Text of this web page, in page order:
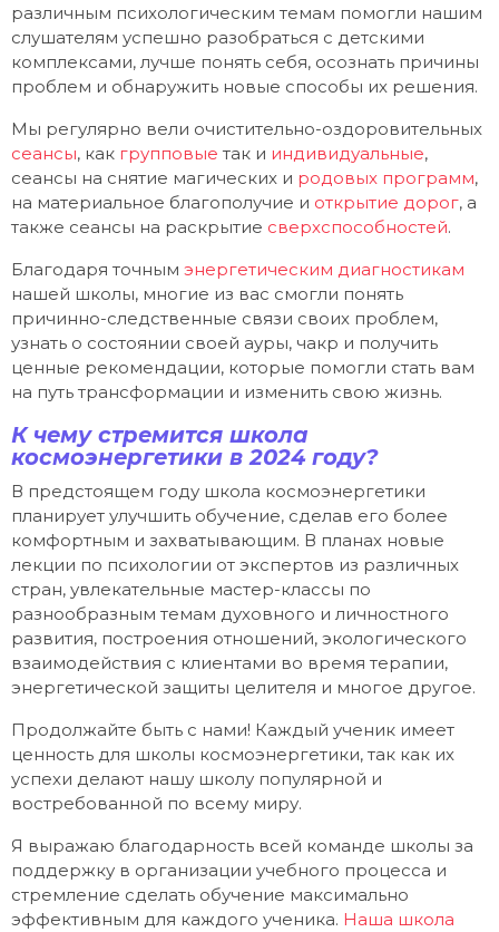
различным психологическим темам помогли нашим
слушателям успешно разобраться с детскими
комплексами, лучше понять себя, осознать причины
проблем и обнаружить новые способы их решения.
Мы регулярно вели очистительно-оздоровительных
сеансы, как групповые так и индивидуальные,
сеансы на снятие магических и родовых программ,
на материальное благополучие и открытие дорог, а
также сеансы на раскрытие сверхспособностей.
Благодаря точным энергетическим диагностикам
нашей школы, многие из вас смогли понять
причинно-следственные связи своих проблем,
узнать о состоянии своей ауры, чакр и получить
ценные рекомендации, которые помогли стать вам
на путь трансформации и изменить свою жизнь.
К чему стремится школа
космоэнергетики в 2024 году?
В предстоящем году школа космоэнергетики
планирует улучшить обучение, сделав его более
комфортным и захватывающим. В планах новые
лекции по психологии от экспертов из различных
стран, увлекательные мастер-классы по
разнообразным темам духовного и личностного
развития, построения отношений, экологического
взаимодействия с клиентами во время терапии,
энергетической защиты целителя и многое другое.
Продолжайте быть с нами! Каждый ученик имеет
ценность для школы космоэнергетики, так как их
успехи делают нашу школу популярной и
востребованной по всему миру.
Я выражаю благодарность всей команде школы за
поддержку в организации учебного процесса и
стремление сделать обучение максимально
эффективным для каждого ученика. Наша школа